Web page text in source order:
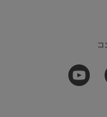
コ